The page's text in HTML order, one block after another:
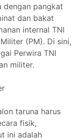
dengan pangkat
dan bakat
internal TNI
(PM). Di sini,
Perwira TNI
militer.
taruna harus
fisik,
ini adalah